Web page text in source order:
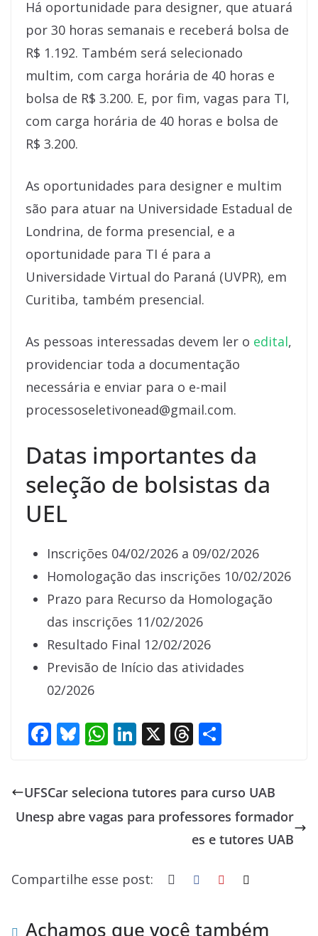
Há oportunidade para designer, que atuará
por 30 horas semanais e receberá bolsa de
R$ 1.192. Também será selecionado
multim, com carga horária de 40 horas e
bolsa de R$ 3.200. E, por fim, vagas para TI,
com carga horária de 40 horas e bolsa de
R$ 3.200.
As oportunidades para designer e multim
são para atuar na Universidade Estadual de
Londrina, de forma presencial, e a
oportunidade para TI é para a
Universidade Virtual do Paraná (UVPR), em
Curitiba, também presencial.
As pessoas interessadas devem ler o edital,
providenciar toda a documentação
necessária e enviar para o e-mail
processoseletivonead@gmail.com.
Datas importantes da
seleção de bolsistas da
UEL
Inscrições 04/02/2026 a 09/02/2026
Homologação das inscrições 10/02/2026
Prazo para Recurso da Homologação
das inscrições 11/02/2026
Resultado Final 12/02/2026
Previsão de Início das atividades
02/2026
F
b
o
k
Bl
e
sk
y
W
s
A
p
Li
e
dI
X T
a
d
s
e
UFSCar seleciona tutores para curso UAB
Unesp abre vagas para professores formador
es e tutores UAB
Compartilhe esse post:
Achamos que você também